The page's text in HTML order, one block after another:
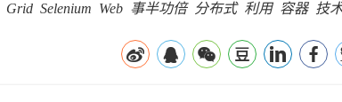
Grid Selenium Web 事半功倍 分布式 利用 容器 技